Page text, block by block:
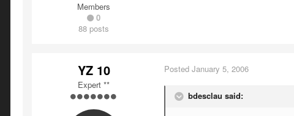
Members
0
88 posts
YZ 10
Expert **
Posted January 5, 2006
bdesclau said: